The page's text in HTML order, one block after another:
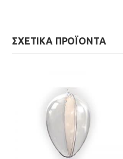
ΣΧΕΤΙΚΆ ΠΡΟΪΌΝΤΑ